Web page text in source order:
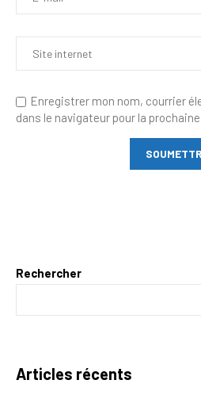
Enregistrer mon nom, courrier
dans le navigateur pour la
Rechercher
Articles récents